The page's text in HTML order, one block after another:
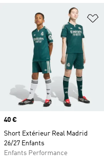
Prix
40 €
Short Extérieur Real Madrid
26/27 Enfants
Enfants Performance